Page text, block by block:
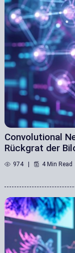
Convolutional
Rückgrat der
974 4 Min Read